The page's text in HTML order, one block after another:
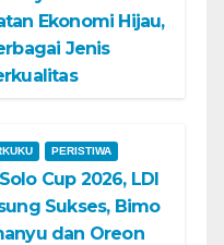
Ekonomi Hijau,
Jenis
PERISTIWA
Cup 2026, LDI
Sukses, Bimo
dan Oreon